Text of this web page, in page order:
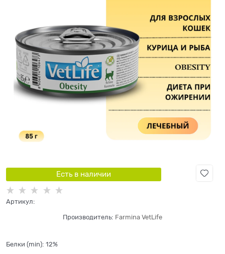
Есть в наличии
Артикул:
Производитель: Farmina VetLife
Белки (min): 12%